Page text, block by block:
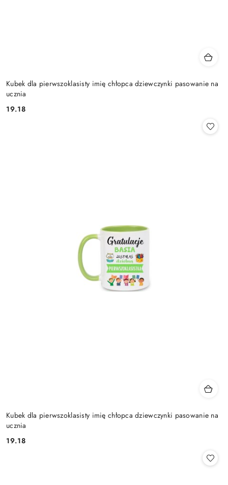
Kubek dla pierwszoklasisty imię chłopca dziewczynki pasowanie na
ucznia
Cena:
19.18
Kubek dla pierwszoklasisty imię chłopca dziewczynki pasowanie na
ucznia
Cena:
19.18